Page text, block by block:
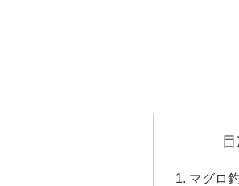
マグロ